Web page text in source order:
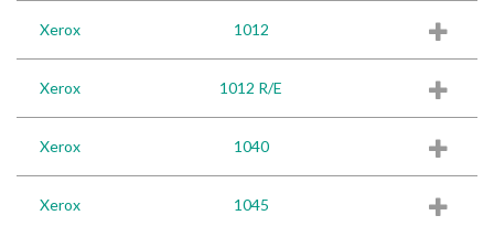
Xerox 1012
Xerox 1012 R/E
Xerox 1040
Xerox 1045